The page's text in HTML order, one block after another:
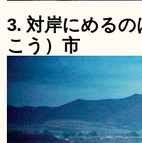
3. 対岸にめる
こう）市